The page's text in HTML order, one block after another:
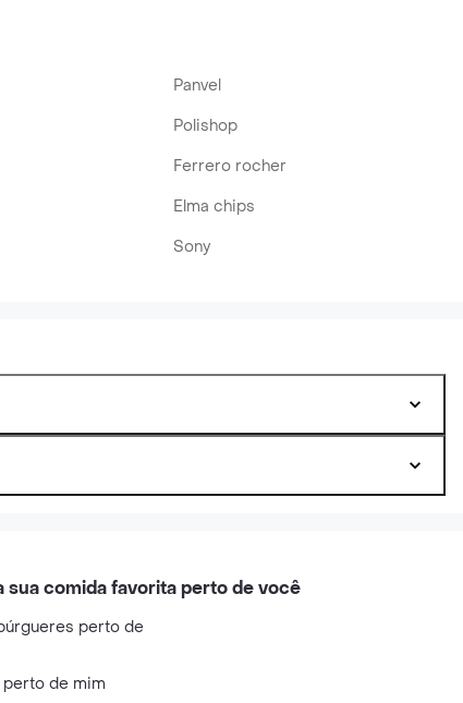
Panvel
Polishop
Ferrero rocher
Elma chips
Sony
sua comida favorita perto de você
perto de
perto de mim